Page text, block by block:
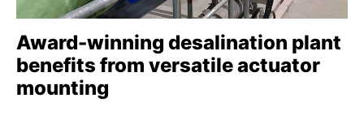
Award-winning desalination plant
benefits from versatile actuator
mounting